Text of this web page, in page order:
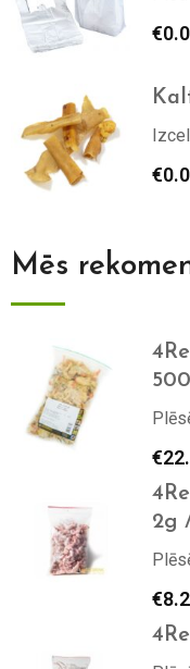
€
€
Mēs
€
2g
€